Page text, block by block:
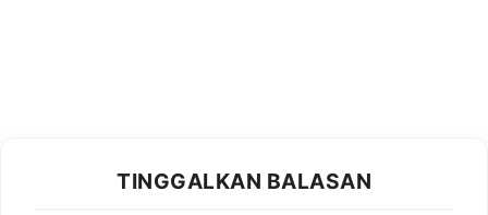
TINGGALKAN BALASAN